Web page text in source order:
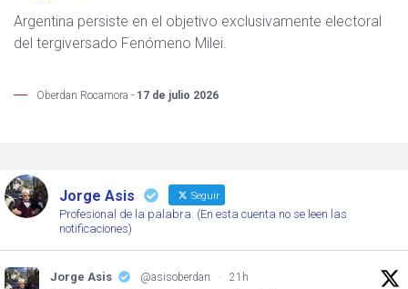
Argentina persiste en el objetivo exclusivamente electoral
del tergiversado Fenómeno Milei.
Oberdan Rocamora - 17 de julio 2026
Jorge Asis Seguir
Profesional de la palabra. (En esta cuenta no se leen las
notificaciones)
Jorge Asis @asisoberdan · 21h